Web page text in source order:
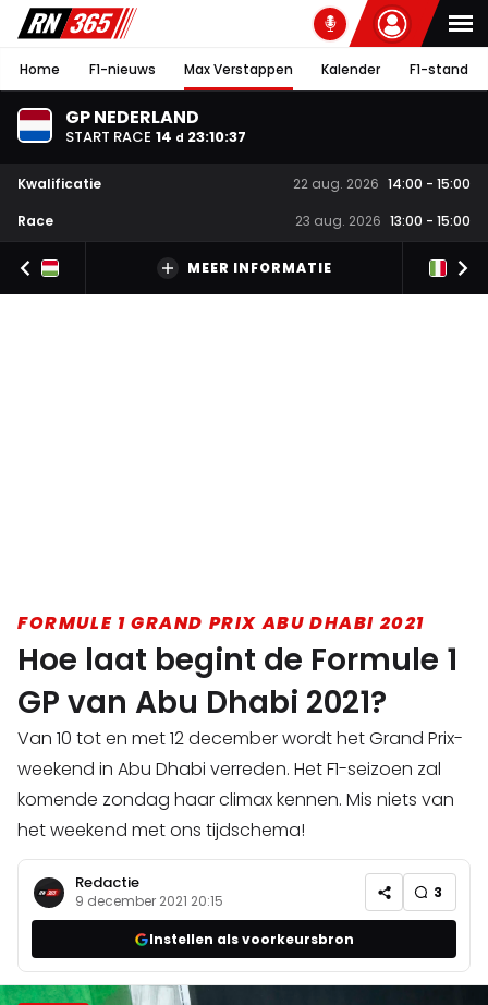
Home F1-nieuws Max Verstappen Kalender F1-stand
GP NEDERLAND
START RACE 14 d 23:10:36
Kwalificatie 22 aug. 2026 14:00 - 15:00
Race
23 aug. 2026 13:00 - 15:00
MEER INFORMATIE
FORMULE 1 GRAND PRIX ABU DHABI 2021
Hoe laat begint de Formule 1
GP van Abu Dhabi 2021?
Van 10 tot en met 12 december wordt het Grand Prix-
weekend in Abu Dhabi verreden. Het F1-seizoen zal
komende zondag haar climax kennen. Mis niets van
het weekend met ons tijdschema!
Redactie
9 december 2021 20:15 3
Instellen als voorkeursbron